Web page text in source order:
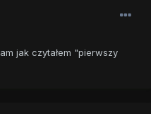
jak czytałem "pierwszy